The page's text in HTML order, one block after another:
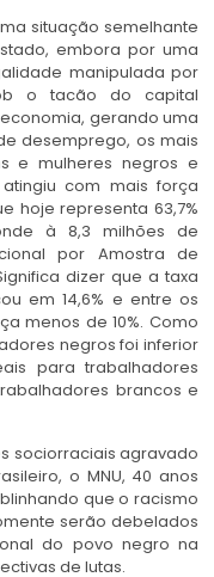
situação semelhante
embora por uma
manipulada por
o tacão do capital
gerando uma
desemprego, os mais
e mulheres negros e
com mais força
hoje representa 63,7%
à 8,3 milhões de
por Amostra de
dizer que a taxa
em 14,6% e entre os
menos de 10%. Como
negros foi inferior
para trabalhadores
brancos e
sociorraciais agravado
o MNU, 40 anos
que o racismo
serão debelados
do povo negro na
de lutas.